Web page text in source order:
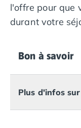
l'offre pour que
durant votre
Bon à savoir
Plus d'infos